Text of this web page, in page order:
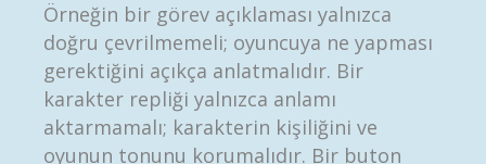
Örneğin bir görev açıklaması yalnızca
doğru çevrilmemeli; oyuncuya ne yapması
gerektiğini açıkça anlatmalıdır. Bir
karakter repliği yalnızca anlamı
aktarmamalı; karakterin kişiliğini ve
oyunun tonunu korumalıdır. Bir buton